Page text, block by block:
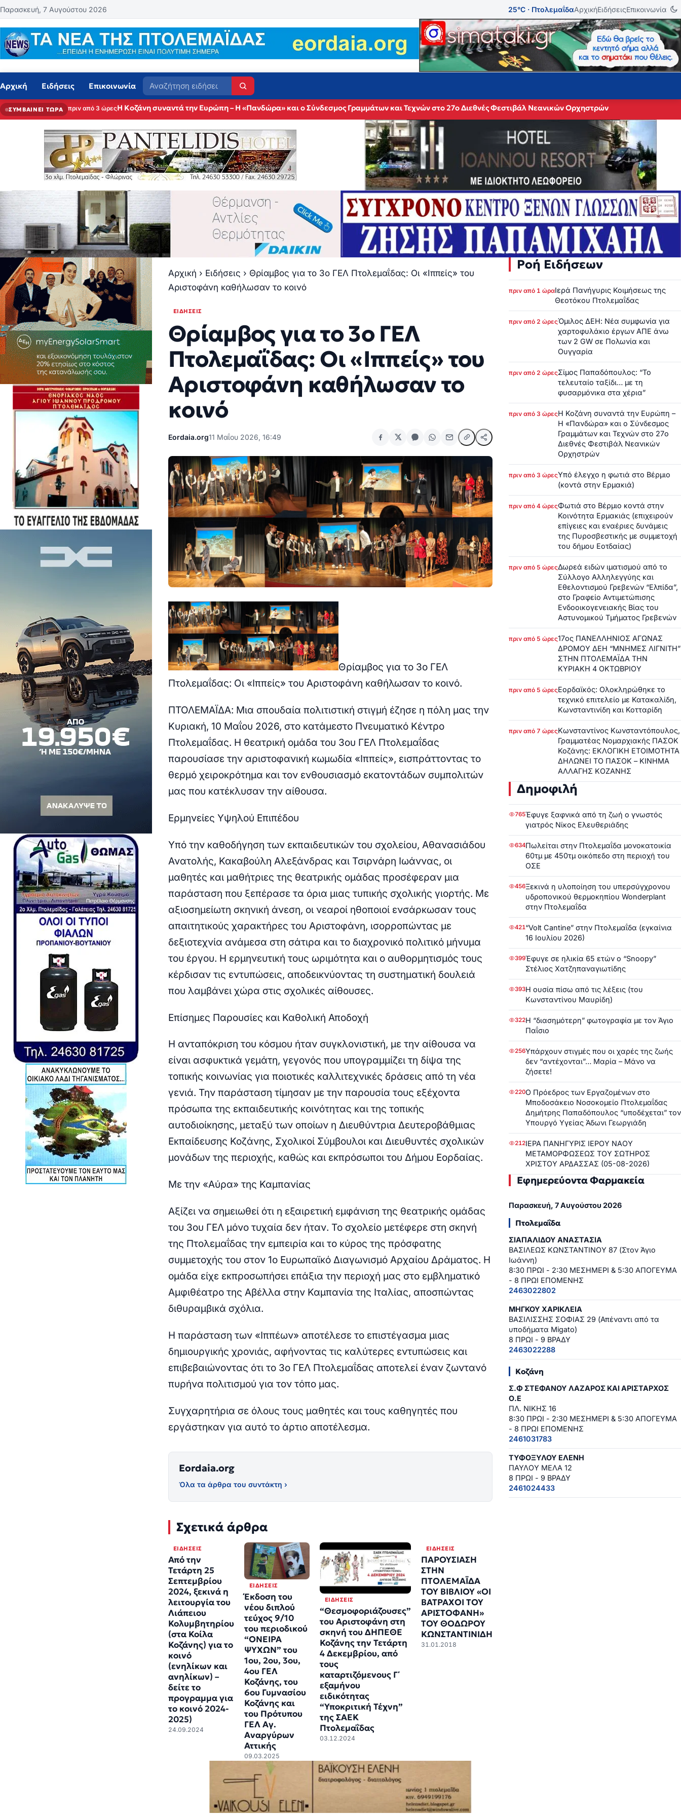
Μετάβαση στο περιεχόμενο
Παρασκευή, 7 Αυγούστου 2026 25°C · ΠτολεμαΐδαΑρχικήΕιδήσειςΕπικοινωνία
Αρχική Ειδήσεις Επικοινωνία Αναζήτηση
ΣΥΜΒΑΙΝΕΙ ΤΩΡΑ πριν από 3 ώρεςΗ Κοζάνη συναντά την Ευρώπη – Η «Πανδώρα» και ο Σύνδεσμος Γραμμάτων και Τεχνών στο 27ο Διεθνές Φεστιβάλ Νεανικών Ορχηστρών
Αρχική › Ειδήσεις › Θρίαμβος για το 3ο ΓΕΛ Πτολεμαΐδας: Οι «Ιππείς» του
Αριστοφάνη καθήλωσαν το κοινό
ΕΙΔΉΣΕΙΣ
Θρίαμβος για το 3ο ΓΕΛ
Πτολεμαΐδας: Οι «Ιππείς» του
Αριστοφάνη καθήλωσαν το
κοινό
Eordaia.org11 Μαΐου 2026, 16:49
Θρίαμβος για το 3ο ΓΕΛ
Πτολεμαΐδας: Οι «Ιππείς» του Αριστοφάνη καθήλωσαν το κοινό.
ΠΤΟΛΕΜΑΪΔΑ: Μια σπουδαία πολιτιστική στιγμή έζησε η πόλη μας την
Κυριακή, 10 Μαΐου 2026, στο κατάμεστο Πνευματικό Κέντρο
Πτολεμαΐδας. Η θεατρική ομάδα του 3ου ΓΕΛ Πτολεμαΐδας
παρουσίασε την αριστοφανική κωμωδία «Ιππείς», εισπράττοντας το
θερμό χειροκρότημα και τον ενθουσιασμό εκατοντάδων συμπολιτών
μας που κατέκλυσαν την αίθουσα.
Ερμηνείες Υψηλού Επιπέδου
Υπό την καθοδήγηση των εκπαιδευτικών του σχολείου, Αθανασιάδου
Ανατολής, Κακαβούλη Αλεξάνδρας και Τσιρνάρη Ιωάννας, οι
μαθητές και μαθήτριες της θεατρικής ομάδας προσέφεραν μια
παράσταση που ξεπέρασε τα όρια μιας τυπικής σχολικής γιορτής. Με
αξιοσημείωτη σκηνική άνεση, οι νεαροί ηθοποιοί ενσάρκωσαν τους
απαιτητικούς χαρακτήρες του Αριστοφάνη, ισορροπώντας με
δεξιοτεχνία ανάμεσα στη σάτιρα και το διαχρονικό πολιτικό μήνυμα
του έργου. Η ερμηνευτική τους ωριμότητα και ο αυθορμητισμός τους
κέρδισαν τις εντυπώσεις, αποδεικνύοντας τη συστηματική δουλειά
που λαμβάνει χώρα στις σχολικές αίθουσες.
Επίσημες Παρουσίες και Καθολική Αποδοχή
Η ανταπόκριση του κόσμου ήταν συγκλονιστική, με την αίθουσα να
είναι ασφυκτικά γεμάτη, γεγονός που υπογραμμίζει τη δίψα της
τοπικής κοινωνίας για ποιοτικές καλλιτεχνικές δράσεις από τη νέα
γενιά. Την παράσταση τίμησαν με την παρουσία τους εξέχοντα
πρόσωπα της εκπαιδευτικής κοινότητας και της τοπικής
αυτοδιοίκησης, μεταξύ των οποίων η Διευθύντρια Δευτεροβάθμιας
Εκπαίδευσης Κοζάνης, Σχολικοί Σύμβουλοι και Διευθυντές σχολικών
μονάδων της περιοχής, καθώς και εκπρόσωποι του Δήμου Εορδαίας.
Με την «Αύρα» της Καμπανίας
Αξίζει να σημειωθεί ότι η εξαιρετική εμφάνιση της θεατρικής ομάδας
του 3ου ΓΕΛ μόνο τυχαία δεν ήταν. Το σχολείο μετέφερε στη σκηνή
της Πτολεμαΐδας την εμπειρία και το κύρος της πρόσφατης
συμμετοχής του στον 1ο Ευρωπαϊκό Διαγωνισμό Αρχαίου Δράματος. Η
ομάδα είχε εκπροσωπήσει επάξια την περιοχή μας στο εμβληματικό
Αμφιθέατρο της Αβέλλα στην Καμπανία της Ιταλίας, αποσπώντας
διθυραμβικά σχόλια.
Η παράσταση των «Ιππέων» αποτέλεσε το επιστέγασμα μιας
δημιουργικής χρονιάς, αφήνοντας τις καλύτερες εντυπώσεις και
επιβεβαιώνοντας ότι το 3ο ΓΕΛ Πτολεμαΐδας αποτελεί έναν ζωντανό
πυρήνα πολιτισμού για τον τόπο μας.
Συγχαρητήρια σε όλους τους μαθητές και τους καθηγητές που
εργάστηκαν για αυτό το άρτιο αποτέλεσμα.
Eordaia.org
Όλα τα άρθρα του συντάκτη ›
Σχετικά άρθρα
ΕΙΔΉΣΕΙΣ
Από την
Τετάρτη 25
Σεπτεμβρίου
2024, ξεκινά η
λειτουργία του
Λιάπειου
Κολυμβητηρίου
(στα Κοίλα
Κοζάνης) για το
κοινό
(ενηλίκων και
ανηλίκων) –
δείτε το
προγραμμα για
το κοινό 2024-
2025)
24.09.2024
ΕΙΔΉΣΕΙΣ
Έκδοση του
νέου διπλού
τεύχος 9/10
του περιοδικού
“ΟΝΕΙΡΑ
ΨΥΧΩΝ” του
1ου, 2ου, 3ου,
4ου ΓΕΛ
Κοζάνης, του
6ου Γυμνασίου
Κοζάνης και
του Πρότυπου
ΓΕΛ Αγ.
Αναργύρων
Αττικής
09.03.2025
ΕΙΔΉΣΕΙΣ
“Θεσμοφοριάζουσες”
του Αριστοφάνη στη
σκηνή του ΔΗΠΕΘΕ
Κοζάνης την Τετάρτη
4 Δεκεμβρίου, από
τους
καταρτιζόμενους Γ΄
εξαμήνου
ειδικότητας
“Υποκριτική Τέχνη”
της ΣΑΕΚ
Πτολεμαΐδας
03.12.2024
ΕΙΔΉΣΕΙΣ
ΠΑΡΟΥΣΙΑΣΗ
ΣΤΗΝ
ΠΤΟΛΕΜΑΪΔΑ
ΤΟΥ ΒΙΒΛΙΟΥ «ΟΙ
ΒΑΤΡΑΧΟΙ ΤΟΥ
ΑΡΙΣΤΟΦΑΝΗ»
ΤΟΥ ΘΟΔΩΡΟΥ
ΚΩΝΣΤΑΝΤΙΝΙΔΗ
31.01.2018
Ροή Ειδήσεων
πριν από 1 ώραΙερά Πανήγυρις Κοιμήσεως της
Θεοτόκου Πτολεμαΐδας
πριν από 2 ώρεςΌμιλος ΔΕΗ: Νέα συμφωνία για
χαρτοφυλάκιο έργων ΑΠΕ άνω
των 2 GW σε Πολωνία και
Ουγγαρία
πριν από 2 ώρεςΣίμος Παπαδόπουλος: “Το
τελευταίο ταξίδι… με τη
φυσαρμόνικα στα χέρια”
πριν από 3 ώρεςΗ Κοζάνη συναντά την Ευρώπη –
Η «Πανδώρα» και ο Σύνδεσμος
Γραμμάτων και Τεχνών στο 27ο
Διεθνές Φεστιβάλ Νεανικών
Ορχηστρών
πριν από 3 ώρεςΥπό έλεγχο η φωτιά στο Βέρμιο
(κοντά στην Ερμακιά)
πριν από 4 ώρεςΦωτιά στο Βέρμιο κοντά στην
Κοινότητα Ερμακιάς (επιχειρούν
επίγειες και εναέριες δυνάμεις
της Πυροσβεστικής με συμμετοχή
του δήμου Εοτδαίας)
πριν από 5 ώρεςΔωρεά ειδών ιματισμού από το
Σύλλογο Αλληλεγγύης και
Εθελοντισμού Γρεβενών “Ελπίδα”,
στο Γραφείο Αντιμετώπισης
Ενδοοικογενειακής Βίας του
Αστυνομικού Τμήματος Γρεβενών
πριν από 5 ώρες17ος ΠΑΝΕΛΛΗΝΙΟΣ ΑΓΩΝΑΣ
ΔΡΟΜΟΥ ΔΕΗ “ΜΝΗΜΕΣ ΛΙΓΝΙΤΗ”
ΣΤΗΝ ΠΤΟΛΕΜΑΪΔΑ ΤΗΝ
ΚΥΡΙΑΚΗ 4 ΟΚΤΩΒΡΙΟΥ
πριν από 5 ώρεςΕορδαϊκός: Ολοκληρώθηκε το
τεχνικό επιτελείο με Κατακαλίδη,
Κωνσταντινίδη και Κοτταρίδη
πριν από 7 ώρεςΚωνσταντίνος Κωνσταντόπουλος,
Γραμματέας Νομαρχιακής ΠΑΣΟΚ
Κοζάνης: ΕΚΛΟΓΙΚΗ ΕΤΟΙΜΟΤΗΤΑ
ΔΗΛΩΝΕΙ ΤΟ ΠΑΣΟΚ – ΚΙΝΗΜΑ
ΑΛΛΑΓΗΣ ΚΟΖΑΝΗΣ
Δημοφιλή
765Έφυγε ξαφνικά από τη ζωή ο γνωστός
γιατρός Νίκος Ελευθεριάδης
634Πωλείται στην Πτολεμαΐδα μονοκατοικία
60τμ με 450τμ οικόπεδο στη περιοχή του
ΟΣΕ
456Ξεκινά η υλοποίηση του υπερσύγχρονου
υδροπονικού θερμοκηπίου Wonderplant
στην Πτολεμαΐδα
421“Volt Cantine” στην Πτολεμαΐδα (εγκαίνια
16 Ιουλίου 2026)
399Έφυγε σε ηλικία 65 ετών ο “Snoopy”
Στέλιος Χατζηπαναγιωτίδης
393Η ουσία πίσω από τις λέξεις (του
Κωνσταντίνου Μαυρίδη)
322Η “διασημότερη” φωτογραφία με τον Άγιο
Παΐσιο
256Υπάρχουν στιγμές που οι χαρές της ζωής
δεν “αντέχονται”… Μαρία – Μάνο να
ζήσετε!
220Ο Πρόεδρος των Εργαζομένων στο
Μποδοσάκειο Νοσοκομείο Πτολεμαΐδας
Δημήτρης Παπαδόπουλος “υποδέχεται” τον
Υπουργό Υγείας Άδωνι Γεωργιάδη
212ΙΕΡΑ ΠΑΝΗΓΥΡΙΣ ΙΕΡΟΥ ΝΑΟΥ
ΜΕΤΑΜΟΡΦΩΣΕΩΣ ΤΟΥ ΣΩΤΗΡΟΣ
ΧΡΙΣΤΟΥ ΑΡΔΑΣΣΑΣ (05-08-2026)
Εφημερεύοντα Φαρμακεία
Παρασκευή, 7 Αυγούστου 2026
Πτολεμαΐδα
ΣΙΑΠΑΛΙΔΟΥ ΑΝΑΣΤΑΣΙΑ
ΒΑΣΙΛΕΩΣ ΚΩΝΣΤΑΝΤΙΝΟΥ 87 (Στον Άγιο
Ιωάννη)
8:30 ΠΡΩΙ - 2:30 ΜΕΣΗΜΕΡΙ & 5:30 ΑΠΟΓΕΥΜΑ
- 8 ΠΡΩΙ ΕΠΟΜΕΝΗΣ
2463022802
ΜΗΓΚΟΥ ΧΑΡΙΚΛΕΙΑ
ΒΑΣΙΛΙΣΣΗΣ ΣΟΦΙΑΣ 29 (Απέναντι από τα
υποδήματα Migato)
8 ΠΡΩΙ - 9 ΒΡΑΔΥ
2463022288
Κοζάνη
Σ.Φ ΣΤΕΦΑΝΟΥ ΛΑΖΑΡΟΣ ΚΑΙ ΑΡΙΣΤΑΡΧΟΣ
Ο.Ε
ΠΛ. ΝΙΚΗΣ 16
8:30 ΠΡΩΙ - 2:30 ΜΕΣΗΜΕΡΙ & 5:30 ΑΠΟΓΕΥΜΑ
- 8 ΠΡΩΙ ΕΠΟΜΕΝΗΣ
2461031783
ΤΥΦΟΞΥΛΟΥ ΕΛΕΝΗ
ΠΑΥΛΟΥ ΜΕΛΑ 12
8 ΠΡΩΙ - 9 ΒΡΑΔΥ
2461024433